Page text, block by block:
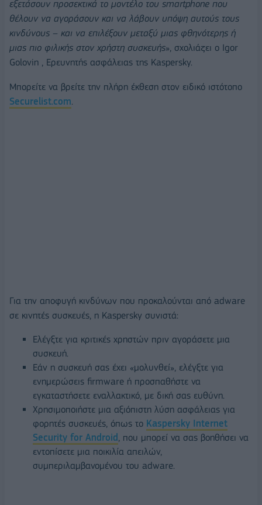
εξετάσουν προσεκτικά το μοντέλο του smartphone που
θέλουν να αγοράσουν και να λάβουν υπόψη αυτούς τους
κινδύνους – και να επιλέξουν μεταξύ μιας φθηνότερης ή
μιας πιο φιλικής στον χρήστη συσκευής», σχολιάζει ο Igor
Golovin , Ερευνητής ασφάλειας της Kaspersky.
Μπορείτε να βρείτε την πλήρη έκθεση στον ειδικό ιστότοπο
Securelist.com.
Για την αποφυγή κινδύνων που προκαλούνται από adware
σε κινητές συσκευές, η Kaspersky συνιστά:
Ελέγξτε για κριτικές χρηστών πριν αγοράσετε μια
συσκευή.
Εάν η συσκευή σας έχει «μολυνθεί», ελέγξτε για
ενημερώσεις firmware ή προσπαθήστε να
εγκαταστήσετε εναλλακτικό, με δική σας ευθύνη.
Χρησιμοποιήστε μια αξιόπιστη λύση ασφάλειας για
φορητές συσκευές, όπως το Kaspersky Internet
Security for Android
, που μπορεί να σας βοηθήσει να
εντοπίσετε μια ποικιλία απειλών,
συμπεριλαμβανομένου του adware.